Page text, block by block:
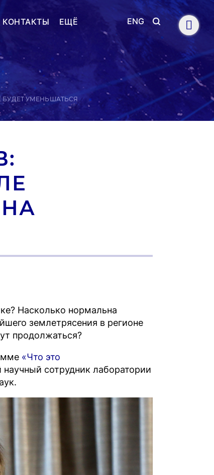
КОНТАКТЫ ЕЩЁ ENG
УМЕНЬШАТЬСЯ
Насколько нормальна
землетрясения в регионе
продолжаться?
«Что это
сотрудник лаборатории